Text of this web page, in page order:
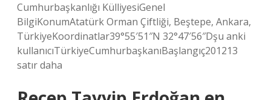
Cumhurbaşkanlığı KülliyesiGenel
BilgiKonumAtatürk Orman Çiftliği, Beştepe, Ankara,
TürkiyeKoordinatlar39°55′51″N 32°47′56″Dşu anki
kullanıcıTürkiyeCumhurbaşkanıBaşlangıç201213
satır daha